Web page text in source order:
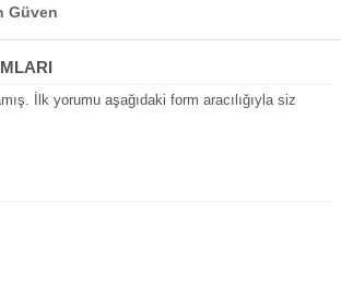
Güven
İlk yorumu aşağıdaki form aracılığıyla siz